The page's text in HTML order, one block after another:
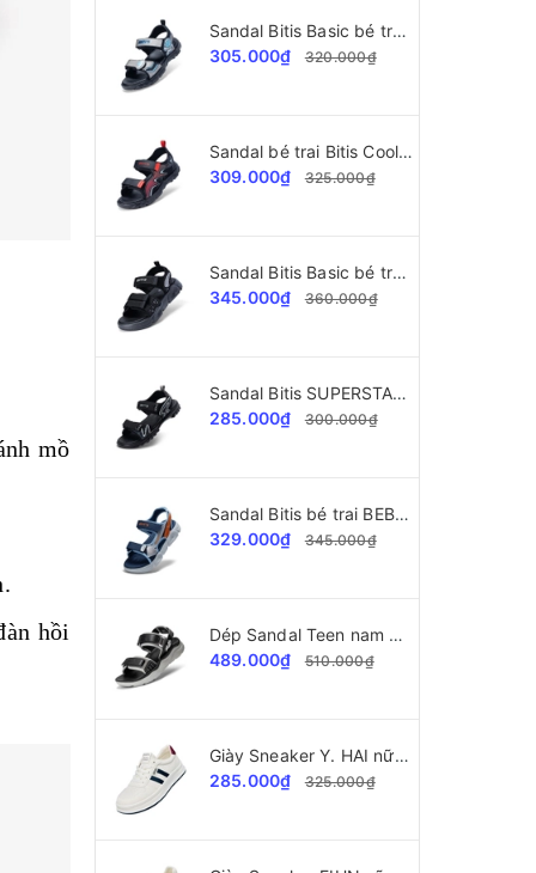
mồ
hồi
Sandal Bitis Basic bé trai BEB007700
305.000₫
320.000₫
Sandal bé trai Bitis Cool Kids BEB008100
309.000₫
325.000₫
Sandal Bitis Basic bé trai BEB008200
345.000₫
360.000₫
Sandal Bitis SUPERSTAR Collection bé trai BPB002300
285.000₫
300.000₫
Sandal Bitis bé trai BEB006800
329.000₫
345.000₫
Dép Sandal Teen nam Bitis Helio BEB008300
489.000₫
510.000₫
Giày Sneaker Y. HAI nữ A2028 da xịn cao cấp
285.000₫
325.000₫